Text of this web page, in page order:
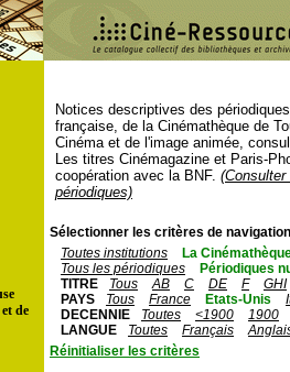
de
Notices descriptives des
française, de la Cinémathèque de
Cinéma et de l'image animée,
Les titres Cinémagazine et Paris-
coopération avec la BNF.
périodiques)
Sélectionner les critères de
Toutes institutions
La
Tous les périodiques
Périodiques
TITRE
Tous AB C DE F
GHI
PAYS
Tous France Etats-Unis
DECENNIE
Toutes <1900
1900
LANGUE
Toutes Français
Réinitialiser les critères